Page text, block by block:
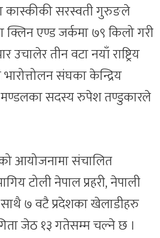
कास्कीकी सरस्वती गुरुङले
क्लिन एण्ड जर्कमा ७९ किलो गरी
तीन वटा नयाँ राष्ट्रिय
संघका केन्द्रिय
मण्डलका सदस्य रुपेश तण्डुकारले
आयोजनामा संचालित
टोली नेपाल प्रहरी, नेपाली
साथै ७ वटै प्रदेशका खेलाडीहरु
जेठ १३ गतेसम्म चल्ने छ ।